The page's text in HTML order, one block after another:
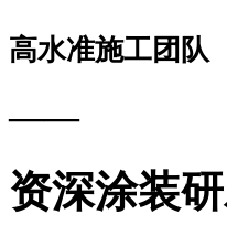
高水准施工团队
——
资深涂装